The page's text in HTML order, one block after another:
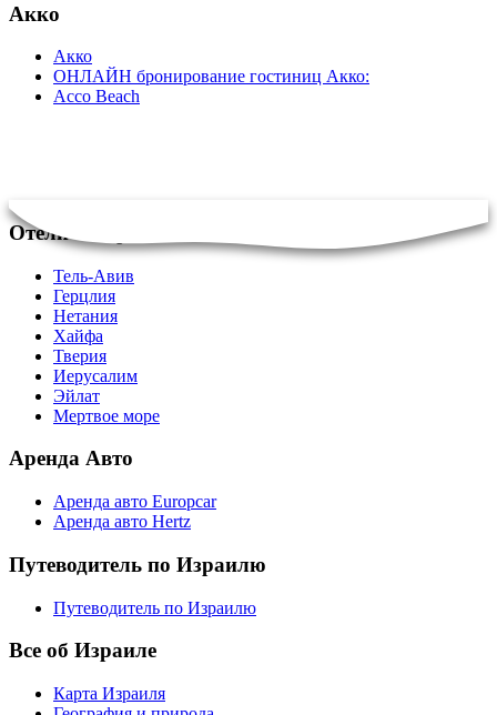
Акко
Акко
ОНЛАЙН бронирование гостиниц Акко:
Acco Beach
Отели в Израиле
Тель-Авив
Герцлия
Нетания
Хайфа
Тверия
Иерусалим
Эйлат
Мертвое море
Аренда Авто
Аренда авто Europcar
Аренда авто Hertz
Путеводитель по Израилю
Путеводитель по Израилю
Все об Израиле
Карта Израиля